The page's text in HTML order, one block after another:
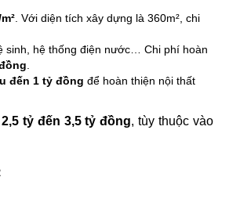
. Với diện tích xây dựng là 360m², chi
sinh, hệ thống điện nước… Chi phí hoàn
đến 1 tỷ đồng để hoàn thiện nội thất
2,5 tỷ đến 3,5 tỷ đồng, tùy thuộc vào